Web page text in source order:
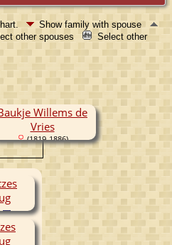
Show family with spouse
other spouses
Select other
Willems de
Vries
(1819-1886)